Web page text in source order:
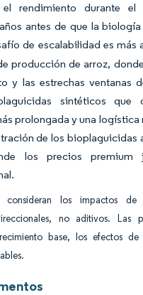
el rendimiento durante
antes de que la biología
de escalabilidad es más
producción de arroz,
y las estrechas ventanas
sintéticos que
prolongada y una logística
de los bioplaguicidas
los precios premium
consideran los impactos de
no aditivos. Las
base, los efectos